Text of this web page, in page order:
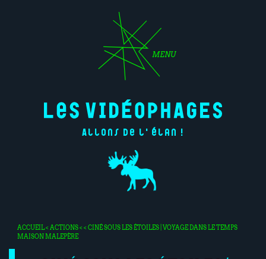
MENU
Allons de l'élan !
ACCUEIL<ACTIONS< < CINÉ SOUS LES ÉTOILES | VOYAGE DANS LE TEMPS
MAISON MALEPÈRE